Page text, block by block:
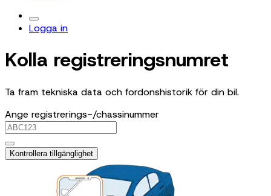
Logga in
Kolla registreringsnumret
Ta fram tekniska data och fordonshistorik för din bil.
Ange registrerings-/chassinummer
Kontrollera tillgänglighet